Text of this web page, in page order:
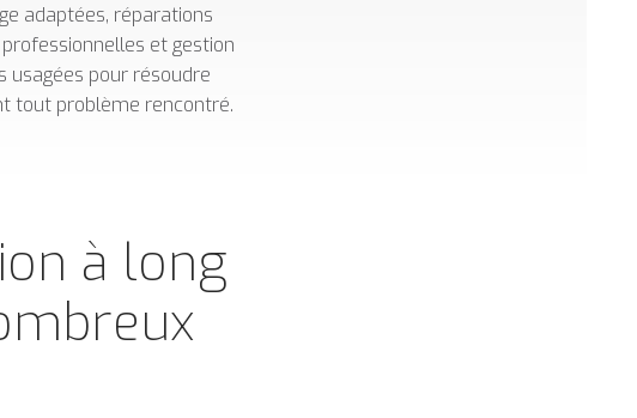
adaptées, réparations
et gestion
usagées pour résoudre
tout problème rencontré.
à long